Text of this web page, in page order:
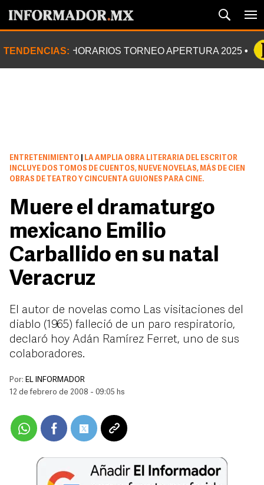
TENDENCIAS: HORARIOS TORNEO APERTURA 2025
ENTRETENIMIENTO
LA AMPLIA OBRA LITERARIA DEL ESCRITOR
INCLUYE DOS TOMOS DE CUENTOS, NUEVE NOVELAS, MÁS DE CIEN
OBRAS DE TEATRO Y CINCUENTA GUIONES PARA CINE.
Muere el dramaturgo
mexicano Emilio
Carballido en su natal
Veracruz
El autor de novelas como Las visitaciones del
diablo (1965) falleció de un paro respiratorio,
declaró hoy Adán Ramírez Ferret, uno de sus
colaboradores.
Por: EL INFORMADOR
12 de febrero de 2008 - 09:05 hs